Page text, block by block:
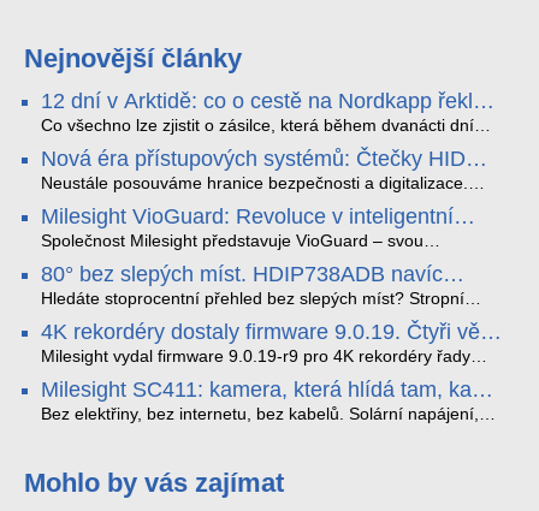
Nejnovější články
12 dní v Arktidě: co o cestě na Nordkapp řekla
data ze SMARTBOX 2 MAX
Co všechno lze zjistit o zásilce, která během dvanácti dní
projede Arktidou? SMARTBOX 2 MAX jsme vzali na trasu z
Tromsø přes Lofoty, Kirunu a finské Laponsko až na
Nordkapp. Bez jediného dobití, v mrazu až −13 °C a mimo
otřesy i náklon. Výsledkem není jen čára na mapě, ale
podrobný datový příběh celé cesty.
Nová éra přístupových systémů: Čtečky HID
Signo
Neustále posouváme hranice bezpečnosti a digitalizace.
v oblasti kontroly přístupu – moderní a vysoce univerzální
čtečky HID Signo.
Milesight VioGuard: Revoluce v inteligentní
detekci dopravních přestupků
Společnost Milesight představuje VioGuard – svou
dopravních přestupků. Tento systém, poháněný
sofistikovanými algoritmy umělé inteligence (AI), je navržen
tak, aby poskytoval komplexní nástroje pro vymáhání
dopravních předpisů, zvyšoval bezpečnost na silnicích a
optimalizoval plynulost dopravy v moderních městech.
80° bez slepých míst. HDIP738ADB navíc
streamuje na YouTube – bez PC.
Hledáte stoprocentní přehled bez slepých míst? Stropní
panoramatická kamera HDIP738ADB skládá obraz ze dvou
4MP senzorů SONY do jednoho čistého 180° záběru bez
zkreslení. K tomu přidává AI detekci osob a vozidel,
YouTube – bez běžícího počítače.
4K rekordéry dostaly firmware 9.0.19. Čtyři věci,
které musíte vědět.
Milesight vydal firmware 9.0.19-r9 pro 4K rekordéry řady
které vám zjednoduší práci – a jedna z nich vám ušetří
spoustu zbytečných výjezdů k zákazníkům.
Milesight SC411: kamera, která hlídá tam, kam
kabel nedosáhne
Bez elektřiny, bez internetu, bez kabelů. Solární napájení,
váš telefon. Podívejte se na video.
Mohlo by vás zajímat